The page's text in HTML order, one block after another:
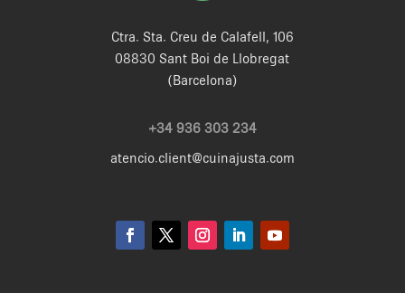
Ctra. Sta. Creu de Calafell, 106
08830 Sant Boi de Llobregat
(Barcelona)
+34 936 303 234
atencio.client@cuinajusta.com